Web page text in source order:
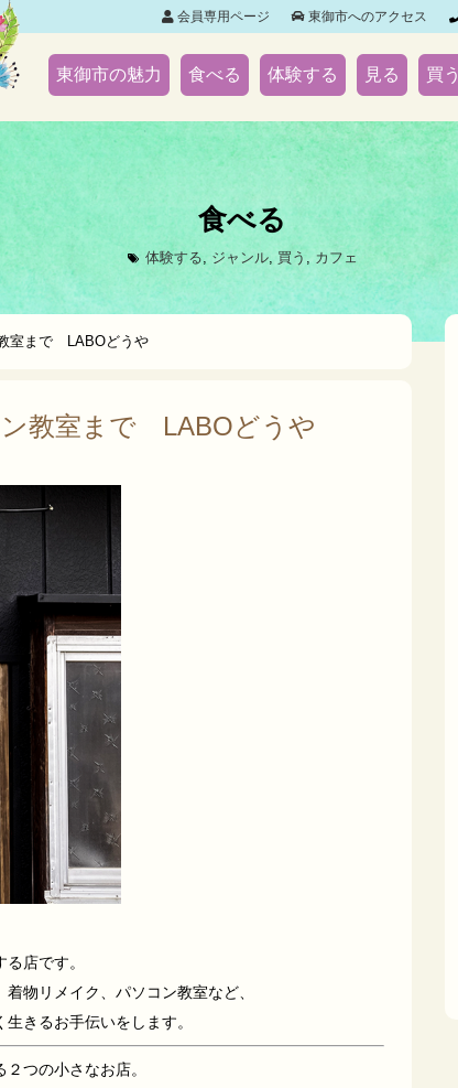
東御市へのアクセス
会員専用ページ
東御市の魅力 食べる 体験する 見る 買う
食べる
体験する, ジャンル, 買う, カフェ
室まで LABOどうや
教室まで LABOどうや
店です。
物リメイク、パソコン教室など、
きるお手伝いをします。
つの小さなお店。